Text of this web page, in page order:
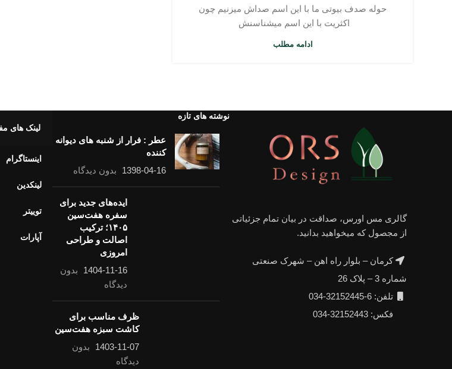
حوله صدف بیوتی ما با این اسم صداش میزنیم چون
اکثریت با این اسم میشناسنش
ادامه مطلب
گالری مس اورس، صداقت در بیان تمام جزئیاتی
از مجصول که میخواهید بدانید.
کرمان – بلوار راه اهن – شهرک صنعتی
شماره 3 – پلاک 26
تلفن: 6-32152445-034
فکس: 32152443-034
نوشته های تازه
عطر : فرار از شنبه های دیوانه
کننده
1398-04-16
بدون دیدگاه
ایده‌های جدید برای
سفره هفت‌سین
۱۴۰۵؛ ترکیب
اصالت و طراحی
امروزی
1404-11-16
بدون
دیدگاه
ظرف مناسب برای
کاشت سبزه هفت‌سین
1403-11-07
بدون
دیدگاه
لینک های
اینستاگرام
لینکدین
توییتر
آپارات